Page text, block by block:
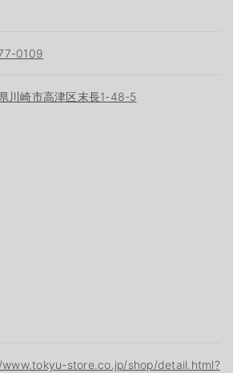
0109
川崎市高津区末長1-48-5
store.co.jp/shop/detail.html?